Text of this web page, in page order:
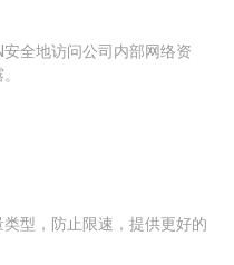
全地访问公司内部网络资
型，防止限速，提供更好的